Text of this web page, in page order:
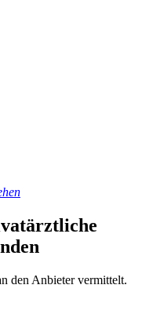
den Anbieter vermittelt.